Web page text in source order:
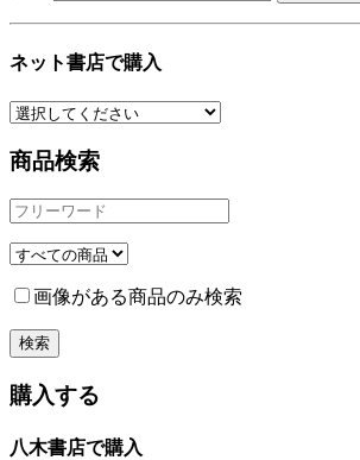
ネット書店で購入
商品検索
画像がある商品のみ検索
購入する
八木書店で購入